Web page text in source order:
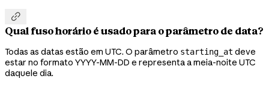

Qual fuso horário é usado para o parâmetro de data?
Todas as datas estão em UTC. O parâmetro starting_at deve
estar no formato YYYY-MM-DD e representa a meia-noite UTC
daquele dia.